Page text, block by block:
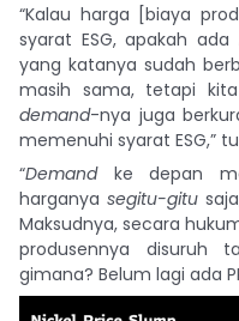
“Kalau harga [biaya
syarat ESG, apakah ada
yang katanya sudah
masih sama, tetapi
demand-nya juga
memenuhi syarat ESG,”
“Demandke depan
harganya segitu-gitu
Maksudnya, secara
produsennya disuruh
gimana? Belum lagi ada